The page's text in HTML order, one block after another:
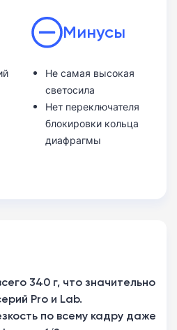
Минусы
Не самая высокая
светосила
Нет переключателя
блокировки кольца
диафрагмы
340 г, что значительно
Pro и Lab.
по всему кадру даже